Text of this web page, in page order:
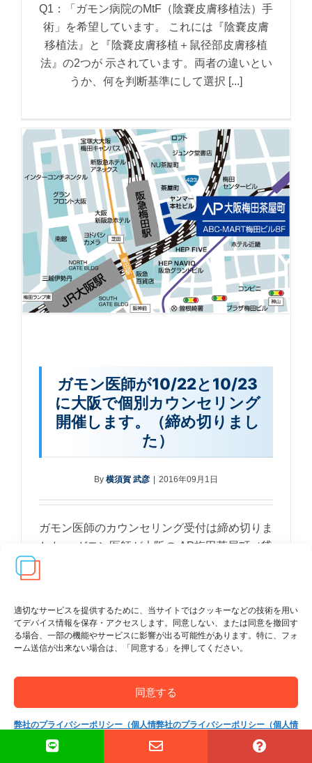
適切なサービスを提供するために、当サイトではクッキーなどの技術を用い
てデバイス情報を保存・アクセスします。同意しない、または同意を撤回す
る場合、一部の機能やサービスに影響が出る可能性があります。特に、フォ
ーム送信が出来ない場合は、「同意する」を押してください。
同意する
弊社のプライバシーポリシー（個人情
報保護方針）
弊社のプライバシーポリシー（個人情
報保護方針）
Q1：「ガモン病院のMtF（陰嚢皮膚移植法）手
術」を希望しています。 これには『陰嚢皮膚
移植法』と『陰嚢皮膚移植＋鼠径部皮膚移植
法』の2つが 示されています。両者の違いとい
うか、何を判断基準にして選択 [...]
ガモン医師が10/22と10/23
に大阪で個別カウンセリング
開催します。（締め切りまし
た）
By 横須賀 武彦 2016年09月1日
ガモン医師のカウンセリング受付は締め切りま
した。 ガモン医師が大阪の AP梅田茶屋町（貸